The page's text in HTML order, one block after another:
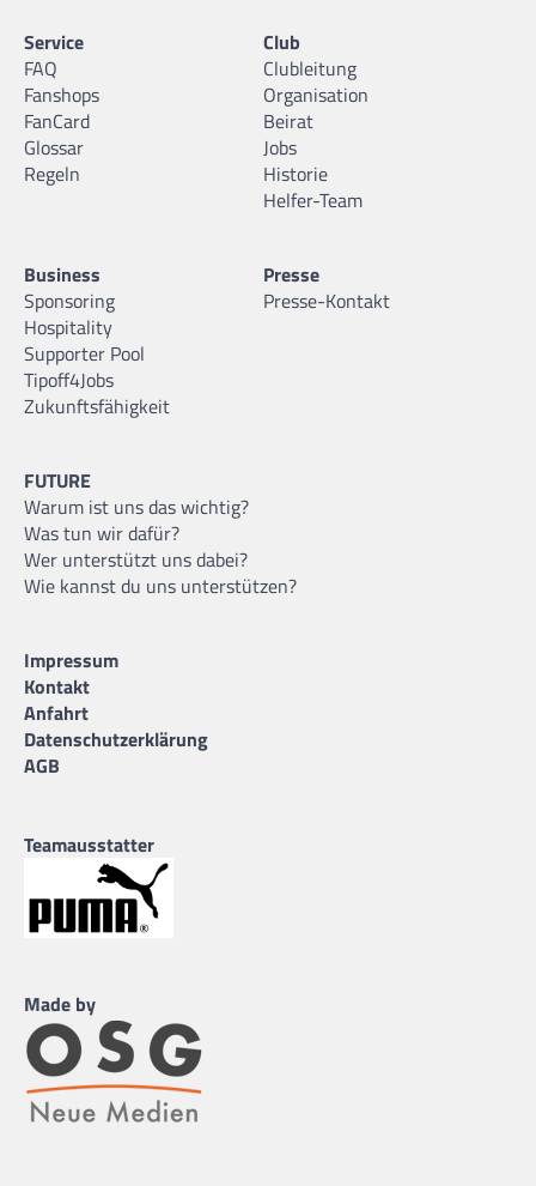
Service
FAQ
Fanshops
FanCard
Glossar
Regeln
Club
Clubleitung
Organisation
Beirat
Jobs
Historie
Helfer-Team
Business
Sponsoring
Hospitality
Supporter Pool
Tipoff4Jobs
Zukunftsfähigkeit
Presse
Presse-Kontakt
FUTURE
Warum ist uns das wichtig?
Was tun wir dafür?
Wer unterstützt uns dabei?
Wie kannst du uns unterstützen?
Impressum
Kontakt
Anfahrt
Datenschutzerklärung
AGB
Teamausstatter
Made by